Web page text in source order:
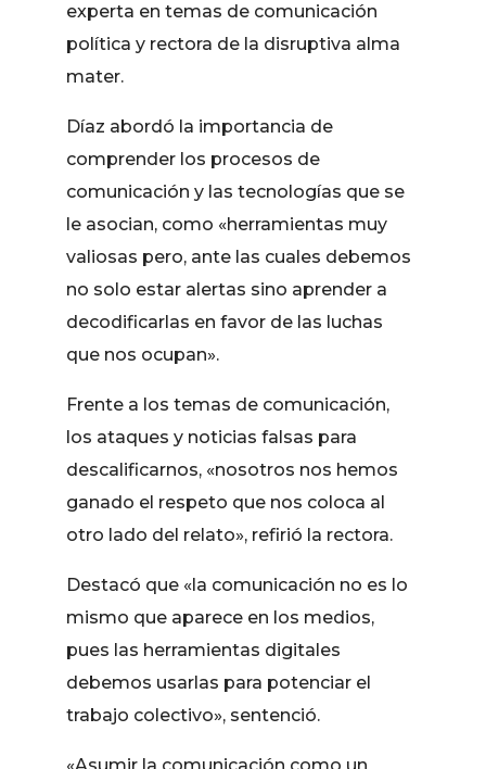
experta en temas de comunicación
política y rectora de la disruptiva alma
mater.
Díaz abordó la importancia de
comprender los procesos de
comunicación y las tecnologías que se
le asocian, como «herramientas muy
valiosas pero, ante las cuales debemos
no solo estar alertas sino aprender a
decodificarlas en favor de las luchas
que nos ocupan».
Frente a los temas de comunicación,
los ataques y noticias falsas para
descalificarnos, «nosotros nos hemos
ganado el respeto que nos coloca al
otro lado del relato», refirió la rectora.
Destacó que «la comunicación no es lo
mismo que aparece en los medios,
pues las herramientas digitales
debemos usarlas para potenciar el
trabajo colectivo», sentenció.